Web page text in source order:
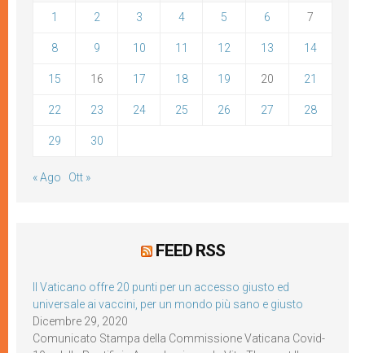
1 2 3 4 5 6 7
8 9 10 11 12 13 14
15 16 17 18 19 20 21
22 23 24 25 26 27 28
29 30
« Ago Ott »
FEED RSS
Il Vaticano offre 20 punti per un accesso giusto ed
universale ai vaccini, per un mondo più sano e giusto
Dicembre 29, 2020
Comunicato Stampa della Commissione Vaticana Covid-